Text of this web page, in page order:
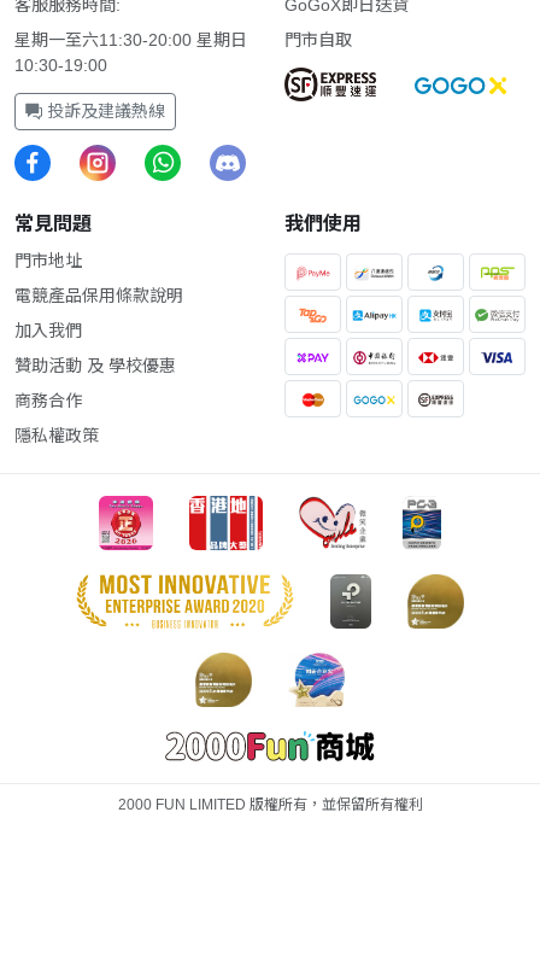
客服服務時間:
星期一至六11:30-20:00 星期日
10:30-19:00
投訴及建議熱線
GoGoX即日送貨
門市自取
常見問題
門市地址
電競產品保用條款說明
加入我們
贊助活動 及 學校優惠
商務合作
隱私權政策
我們使用
2000 FUN LIMITED 版權所有，並保留所有權利